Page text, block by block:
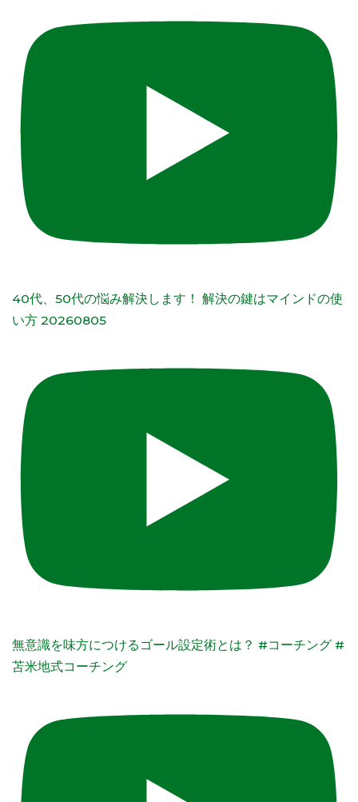
40代、50代の悩み解決します！ 解決の鍵はマインドの使
い方 20260805
無意識を味方につけるゴール設定術とは？ #コーチング #
苫米地式コーチング